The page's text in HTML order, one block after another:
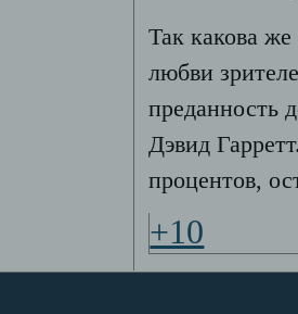
Так какова
любви
преданность
Дэвид
процентов,
+10